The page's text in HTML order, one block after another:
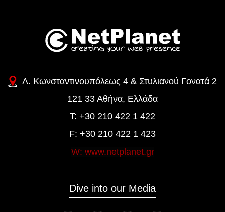
Λ. Κωνσταντινουπόλεως 4 & Στυλιανού Γονατά 2
121 33 Αθήνα, Ελλάδα
T: +30 210 422 1 422
F: +30 210 422 1 423
W: www.netplanet.gr
Dive into our Media